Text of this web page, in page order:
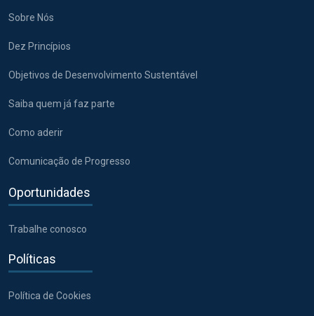
Sobre Nós
Dez Princípios
Objetivos de Desenvolvimento Sustentável
Saiba quem já faz parte
Como aderir
Comunicação de Progresso
Oportunidades
Trabalhe conosco
Políticas
Política de Cookies